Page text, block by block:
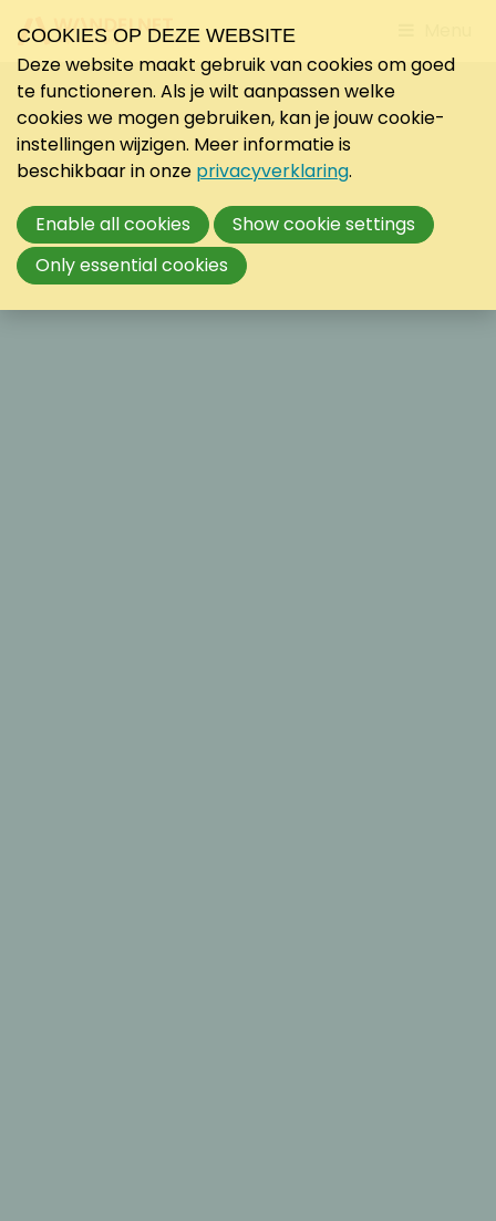
to
COOKIES OP DEZE WEBSITE
Deze website maakt gebruik van cookies om goed
te functioneren. Als je wilt aanpassen welke
cookies we mogen gebruiken, kan je jouw cookie-
instellingen wijzigen. Meer informatie is
beschikbaar in onze privacyverklaring.
Enable all cookies
Show cookie settings
Only essential cookies